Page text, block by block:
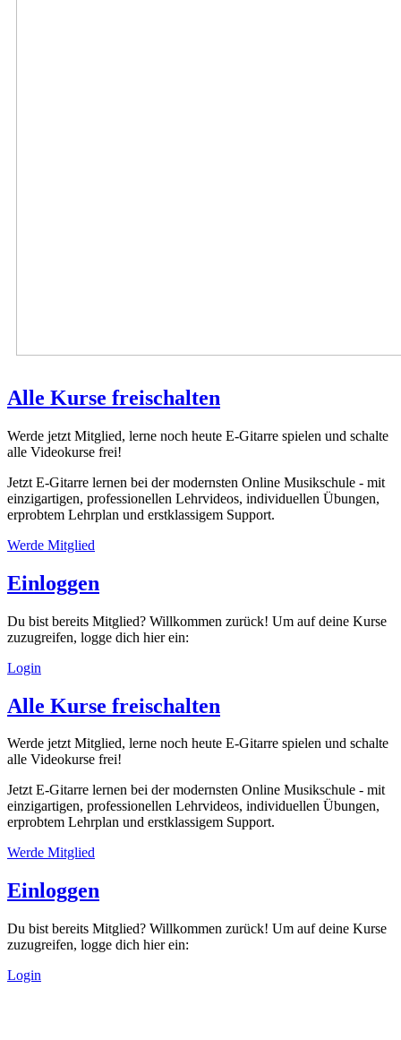
Alle Kurse freischalten
Werde jetzt Mitglied, lerne noch heute E-Gitarre spielen und schalte
alle Videokurse frei!
Jetzt E-Gitarre lernen bei der modernsten Online Musikschule - mit
einzigartigen, professionellen Lehrvideos, individuellen Übungen,
erprobtem Lehrplan und erstklassigem Support.
Werde Mitglied
Einloggen
Du bist bereits Mitglied? Willkommen zurück! Um auf deine Kurse
zuzugreifen, logge dich hier ein:
Login
Alle Kurse freischalten
Werde jetzt Mitglied, lerne noch heute E-Gitarre spielen und schalte
alle Videokurse frei!
Jetzt E-Gitarre lernen bei der modernsten Online Musikschule - mit
einzigartigen, professionellen Lehrvideos, individuellen Übungen,
erprobtem Lehrplan und erstklassigem Support.
Werde Mitglied
Einloggen
Du bist bereits Mitglied? Willkommen zurück! Um auf deine Kurse
zuzugreifen, logge dich hier ein:
Login